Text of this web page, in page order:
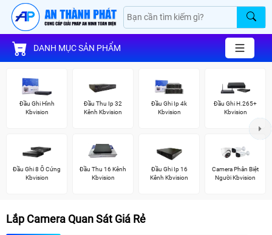
DANH MỤC SẢN PHẨM
Đầu Ghi Hình
Kbvision
Đầu Thu Ip 32
Kênh Kbvision
Đầu Ghi Ip 4k
Kbvision
Đầu Ghi H.265+
Kbvision
Đầu Ghi 8 Ổ Cứng
Kbvision
Đầu Thu 16 Kênh
Kbvision
Đầu Ghi Ip 16
Kênh Kbvision
Camera Phân Biệt
Người Kbvision
Lắp Camera Quan Sát Giá Rẻ